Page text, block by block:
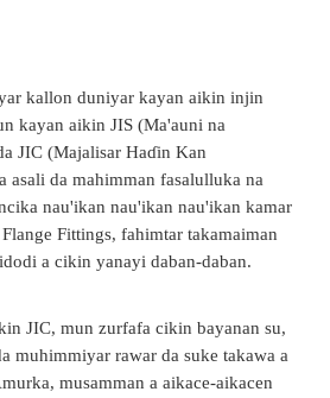
kallon duniyar kayan aikin injin
kayan aikin JIS (Ma'auni na
JIC (Majalisar Haɗin Kan
asali da mahimman fasalulluka na
nau'ikan nau'ikan nau'ikan kamar
Fittings, fahimtar takamaiman
a cikin yanayi daban-daban.
JIC, mun zurfafa cikin bayanan su,
muhimmiyar rawar da suke takawa a
musamman a aikace-aikacen